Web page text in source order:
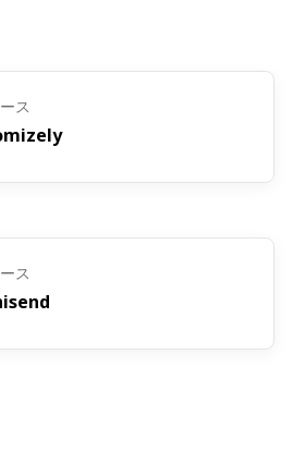
トのコンテンツ、プレゼンテーシ
改善し、パーソナライズされたコ
ス
ス